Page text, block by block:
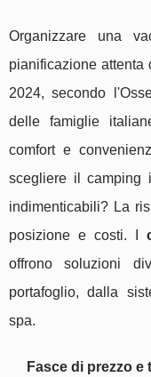
Organizzare una
pianificazione attenta
2024, secondo
delle famiglie
comfort e
scegliere il camping
indimenticabili? La
posizione e costi. I
offrono soluzioni
portafoglio, dalla
spa.
Fasce di prezzo